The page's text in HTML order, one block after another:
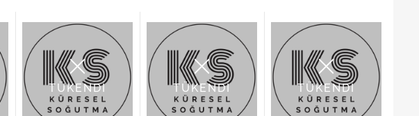
TÜKENDİ TÜKENDİ TÜKENDİ